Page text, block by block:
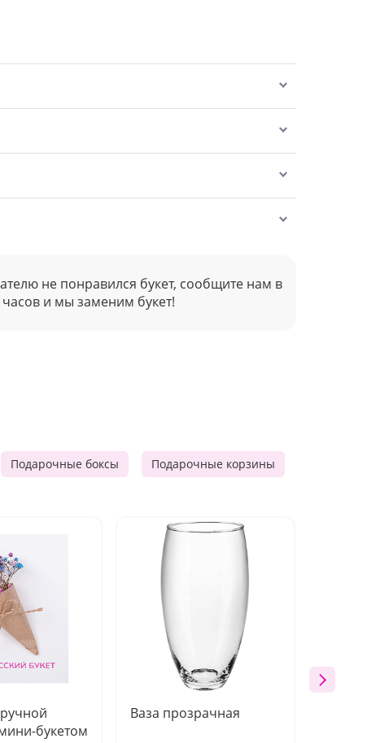
не понравился букет, сообщите нам в
и мы заменим букет!
Подарочные боксы Подарочные корзины
букетом
Ваза прозрачная